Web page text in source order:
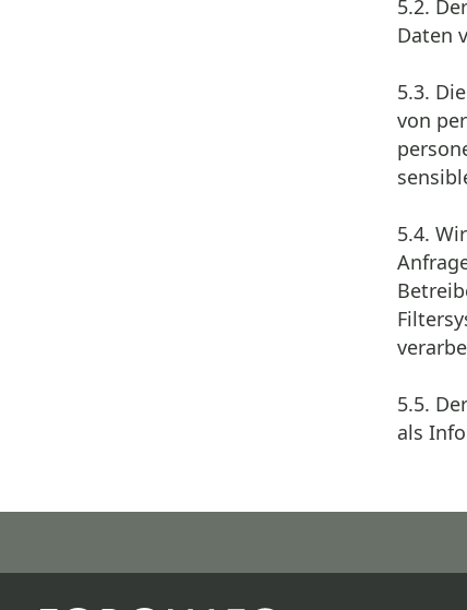
5.2.
Daten
5.3.
von
5.4.
5.5.
als